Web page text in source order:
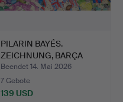
PILARIN BAYÉS.
ZEICHNUNG, BARÇA
TRICAMPIÓ.…
Beendet 14. Mai 2026
7 Gebote
139 USD